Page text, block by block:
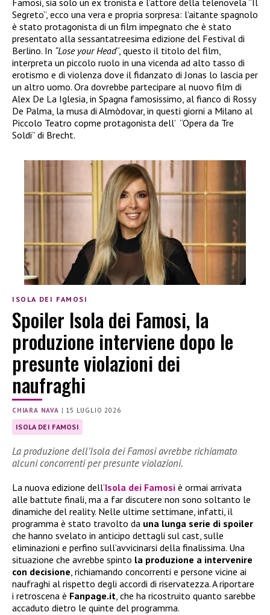
Segreto”, ecco una vera e propria sorpresa: l’aitante spagnolo
è stato protagonista di un film impegnato che è stato
presentato alla sessantatreesima edizione del Festival di
Berlino. In “Lose your Head“, questo il titolo del film,
interpreta un piccolo ruolo in una vicenda ad alto tasso di
erotismo e di violenza dove il fidanzato di Jonas lo lascia per
un altro uomo. Ora dovrebbe partecipare al nuovo film di
Alex De La Iglesia, in Spagna famosissimo, al fianco di Rossy
De Palma, la musa di Almòdovar, in questi giorni a Milano al
Piccolo Teatro copme protagonista dell’ “Opera da Tre
Soldi” di Brecht.
ISOLA DEI FAMOSI
Spoiler Isola dei Famosi, la
produzione interviene dopo le
presunte violazioni dei
naufraghi
CHIARA NAVA | 15 LUGLIO 2026
ISOLA DEI FAMOSI
La produzione dell’Isola dei Famosi avrebbe richiamato
alcuni concorrenti per presunte violazioni.
La nuova edizione dell’Isola dei Famosi è ormai arrivata
alle battute finali, ma a far discutere non sono soltanto le
dinamiche del reality. Nelle ultime settimane, infatti, il
programma è stato travolto da una lunga serie di spoiler
che hanno svelato in anticipo dettagli sul cast, sulle
eliminazioni e perfino sull’avvicinarsi della finalissima. Una
situazione che avrebbe spinto la produzione a intervenire
con decisione, richiamando concorrenti e persone vicine ai
naufraghi al rispetto degli accordi di riservatezza. A riportare
i retroscena è Fanpage.it, che ha ricostruito quanto sarebbe
accaduto dietro le quinte del programma.